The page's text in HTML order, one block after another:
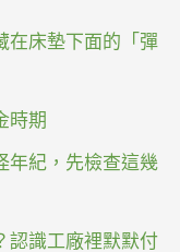
在床墊下面的「彈
時期
年紀，先檢查這幾
認識工廠裡默默付